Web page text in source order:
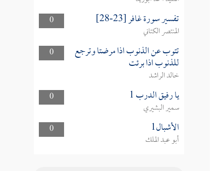
0
تفسير سورة غافر [23-28]
المنتصر الكتاني
0
تتوب عن الذنوب اذا مرضتا وترجع
للذنوب اذا برئت
خالد الراشد
0
يا رفيق الدرب 1
سمير البشيري
0
الأشبال1
أبو عبد الملك